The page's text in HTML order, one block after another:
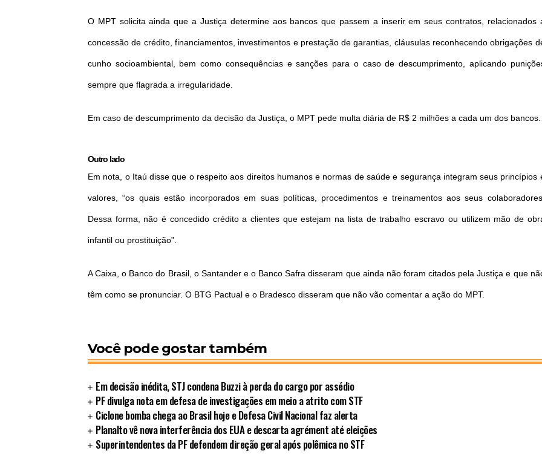
O MPT solicita ainda que a Justiça determine aos bancos que passem a inserir em seus contratos, relacionados
concessão de crédito, financiamentos, investimentos e prestação de garantias, cláusulas reconhecendo obrigações
cunho socioambiental, bem como consequências e sanções para o caso de descumprimento, aplicando
sempre que flagrada a irregularidade.
Em caso de descumprimento da decisão da Justiça, o MPT pede multa diária de R$ 2 milhões a cada um dos bancos.
Outro lado
Em nota, o Itaú disse que o respeito aos direitos humanos e normas de saúde e segurança integram seus princípios
valores, “os quais estão incorporados em suas políticas, procedimentos e treinamentos aos seus colaboradores.
Dessa forma, não é concedido crédito a clientes que estejam na lista de trabalho escravo ou utilizem mão de
infantil ou prostituição”.
A Caixa, o Banco do Brasil, o Santander e o Banco Safra disseram que ainda não foram citados pela Justiça e que
têm como se pronunciar. O BTG Pactual e o Bradesco disseram que não vão comentar a ação do MPT.
Você pode gostar também
Em decisão inédita, STJ condena Buzzi à perda do cargo por assédio
PF divulga nota em defesa de investigações em meio a atrito com STF
Ciclone bomba chega ao Brasil hoje e Defesa Civil Nacional faz alerta
Planalto vê nova interferência dos EUA e descarta agrément até eleições
Superintendentes da PF defendem direção geral após polêmica no STF